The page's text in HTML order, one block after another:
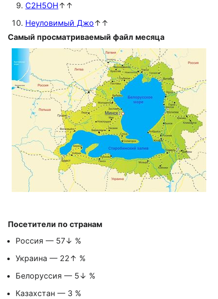
C2H5OH↑↑
Неуловимый Джо↑↑
Самый просматриваемый файл месяца
Посетители по странам
Россия — 57↓ %
Украина — 22↑ %
Белоруссия — 5↓ %
Казахстан — 3 %